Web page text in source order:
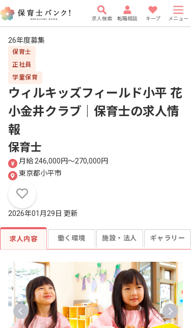
求人検索 転職相談 キープ メニュー
26年度募集
保育士
正社員
学童保育
ウィルキッズフィールド小平 花
小金井クラブ｜保育士の求人情
報
保育士
月給 246,000円〜270,000円
東京都小平市
2026年01月29日 更新
求人内容 働く環境 施設・法人 ギャラリー